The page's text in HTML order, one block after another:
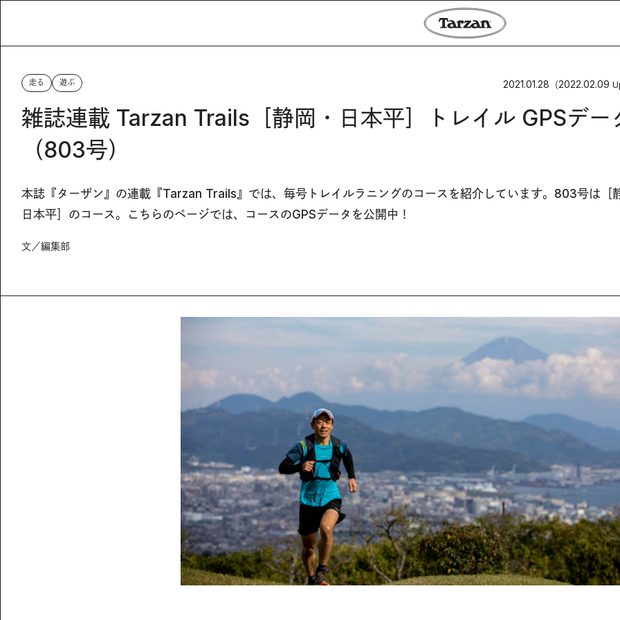
走る 遊ぶ 2021.01.28 （2022.02.09
雑誌連載 Tarzan Trails［静岡・日本平］トレイル GPSデー
（803号）
本誌『ターザン』の連載『Tarzan Trails』では、毎号トレイルラニングのコースを紹介しています。803号は［
日本平］のコース。こちらのページでは、コースのGPSデータを公開中！
文／編集部